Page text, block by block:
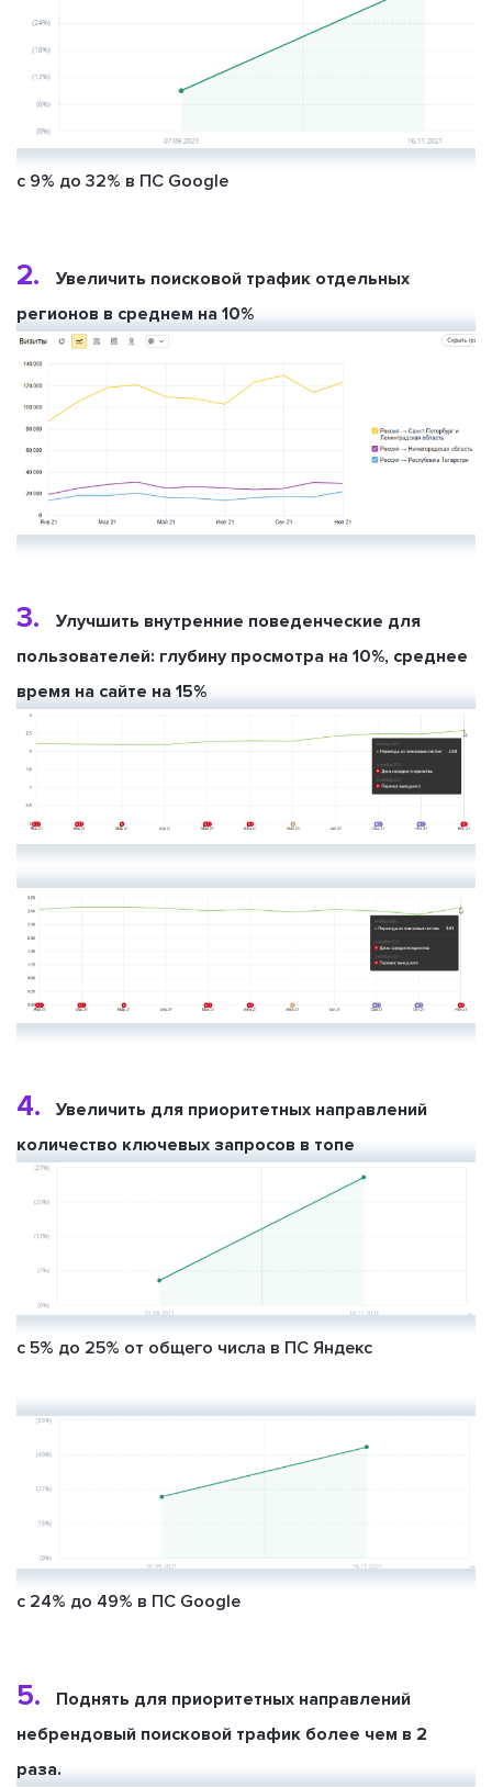
с 9% до 32% в ПС Google
2.
Увеличить поисковой трафик отдельных
регионов в среднем на 10%
3.
Улучшить внутренние поведенческие для
пользователей: глубину просмотра на 10%, среднее
время на сайте на 15%
4.
Увеличить для приоритетных направлений
количество ключевых запросов в топе
с 5% до 25% от общего числа в ПС Яндекс
с 24% до 49% в ПС Google
5.
Поднять для приоритетных направлений
небрендовый поисковой трафик более чем в 2
раза.